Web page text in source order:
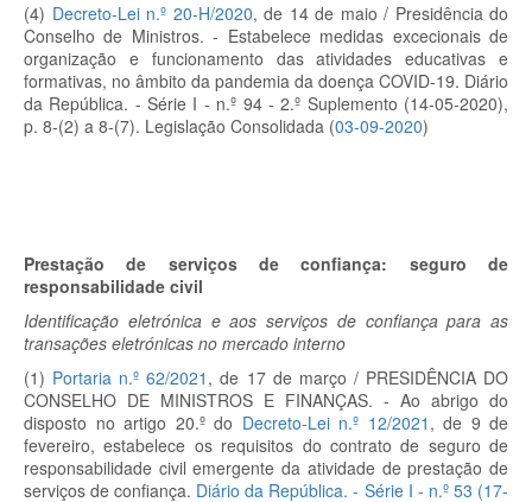
(4) Decreto-Lei n.º 20-H/2020, de 14 de maio / Presidência do
Conselho de Ministros. - Estabelece medidas excecionais de
organização e funcionamento das atividades educativas e
formativas, no âmbito da pandemia da doença COVID-19. Diário
da República. - Série I - n.º 94 - 2.º Suplemento (14-05-2020),
p. 8-(2) a 8-(7). Legislação Consolidada (03-09-2020)
Prestação de serviços de confiança: seguro de
responsabilidade civil
Identificação eletrónica e aos serviços de confiança para as
transações eletrónicas no mercado interno
(1) Portaria n.º 62/2021 , de 17 de março / PRESIDÊNCIA DO
CONSELHO DE MINISTROS E FINANÇAS. - Ao abrigo do
disposto no artigo 20.º do Decreto-Lei n.º 12/2021 , de 9 de
fevereiro, estabelece os requisitos do contrato de seguro de
responsabilidade civil emergente da atividade de prestação de
serviços de confiança. Diário da República. - Série I - n.º 53 (17-